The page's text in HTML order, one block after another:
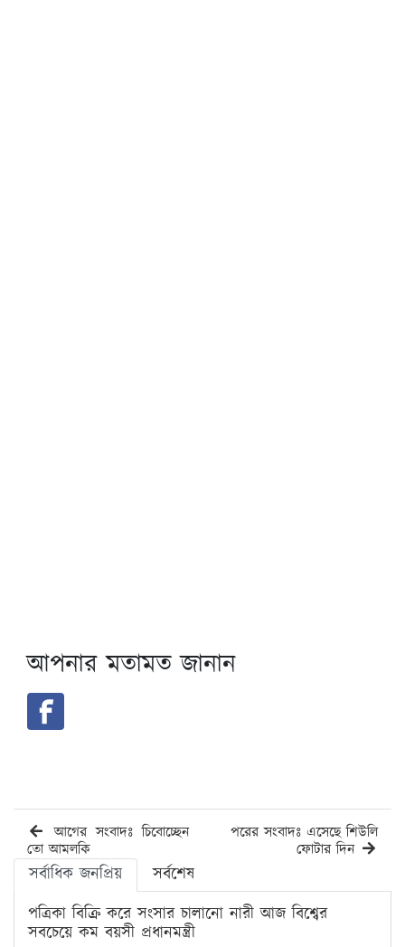
আপনার মতামত জানান
আগের সংবাদঃ চিবোচ্ছেন
তো আমলকি
পরের সংবাদঃ এসেছে শিউলি
ফোটার দিন
সর্বাধিক জনপ্রিয়
সর্বশেষ
পত্রিকা বিক্রি করে সংসার চালানো নারী আজ বিশ্বের
সবচেয়ে কম বয়সী প্রধানমন্ত্রী